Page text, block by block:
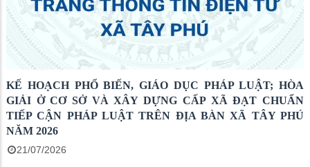
KẾ HOẠCH PHỔ BIẾN, GIÁO DỤC PHÁP LUẬT; HÒA
GIẢI Ở CƠ SỞ VÀ XÂY DỰNG CẤP XÃ ĐẠT CHUẨN
TIẾP CẬN PHÁP LUẬT TRÊN ĐỊA BÀN XÃ TÂY PHÚ
NĂM 2026
21/07/2026